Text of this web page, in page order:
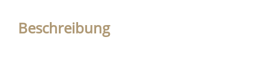
Beschreibung